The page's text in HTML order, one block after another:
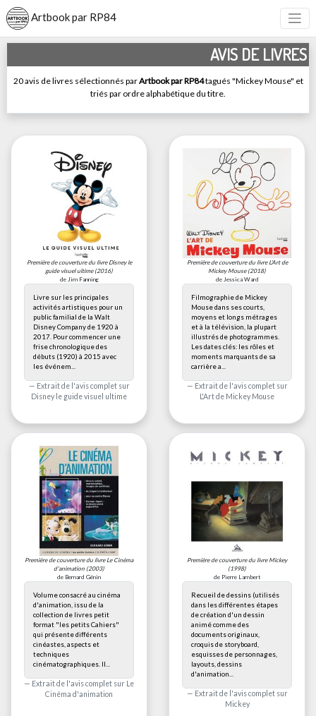
Artbook par RP84
AVIS DE LIVRES
20 avis de livres sélectionnés parArtbook par RP84tagués "Mickey Mouse" et
triés par ordre alphabétique du titre.
Première de couverture du livreDisney le
guide visuel ultime(2016)
de Jim Fanning
Livre sur les principales
activités artistiques pour un
public familial de la Walt
Disney Company de 1920 à
2017. Pour commencer une
frise chronologique des
débuts (1920) à 2015 avec
les événem...
Extrait de l'avis complet sur
Disney le guide visuel ultime
Première de couverture du livreL'Art de
Mickey Mouse(2018)
de Jessica Ward
Filmographie de Mickey
Mouse dans ses courts,
moyens et longs métrages
et à la télévision, la plupart
illustrés de photogrammes.
Les dates clés: les rôles et
moments marquants de sa
carrière a...
Extrait de l'avis complet sur
L'Art de Mickey Mouse
Première de couverture du livreLe Cinéma
d'animation (2003)
de Bernard Génin
Volume consacré au cinéma
d'animation, issu de la
collection de livres petit
format "les petits Cahiers"
qui présente différents
cinéastes, aspects et
techniques
cinématographiques. Il...
Extrait de l'avis complet sur Le
Cinéma d'animation
Première de couverture du livreMickey
(1998)
de Pierre Lambert
Recueil de dessins (utilisés
dans les différentes étapes
de création d'un dessin
animé comme des
documents originaux,
croquis de storyboard,
esquisses de personnages,
layouts, dessins
d'animation...
Extrait de l'avis complet sur
Mickey